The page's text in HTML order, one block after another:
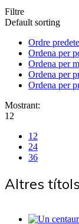
Filtre
Default sorting
Ordre
Ordena per
Ordena per
Ordena per
Ordena per
Mostrant:
12
12
24
36
Altres títols